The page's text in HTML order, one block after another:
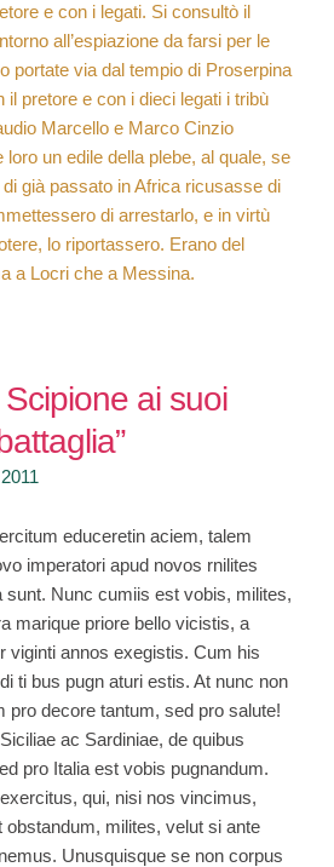
e con i legati. Si consultò il
all’espiazione da farsi per le
portate via dal tempio di Proserpina
il pretore e con i dieci legati i tribù
Marcello e Marco Cinzio
un edile della plebe, al quale, se
già passato in Africa ricusasse di
di arrestarlo, e in virtù
lo riportassero. Erano del
a Locri che a Messina.
Scipione ai suoi
educeretin aciem, talem
imperatori apud novos rnilites
sunt. Nunc cumiis est vobis, milites,
marique priore bello vicistis, a
viginti annos exegistis. Cum his
ti bus pugn aturi estis. At nunc non
pro decore tantum, sed pro salute!
ac Sardiniae, de quibus
pro Italia est vobis pugnandum.
qui, nisi nos vincimus,
milites, velut si ante
Unusquisque se non corpus